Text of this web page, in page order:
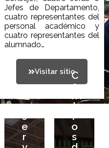
Jefes de Departamento,
cuatro representantes del
personal académico y
cuatro representantes del
alumnado…
Visitar sitio
e
s
e
r
R
s
r
v
a
C
e
t
r
o
s
e
n
r
s
d
e